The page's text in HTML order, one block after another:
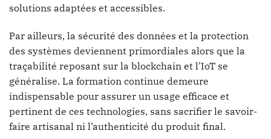
solutions adaptées et accessibles.
Par ailleurs, la sécurité des données et la protection
des systèmes deviennent primordiales alors que la
traçabilité reposant sur la blockchain et l’IoT se
généralise. La formation continue demeure
indispensable pour assurer un usage efficace et
pertinent de ces technologies, sans sacrifier le savoir-
faire artisanal ni l’authenticité du produit final.